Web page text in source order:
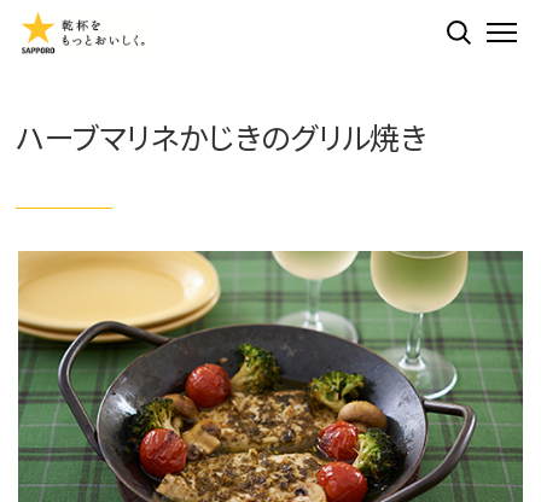
検索する
ハーブマリネかじきのグリル焼き